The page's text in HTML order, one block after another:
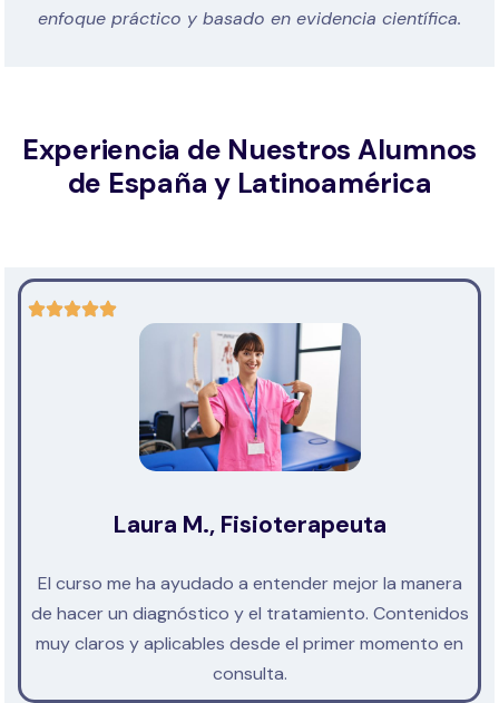
enfoque práctico y basado en evidencia científica.
Experiencia de Nuestros Alumnos
de España y Latinoamérica
Laura M., Fisioterapeuta
El curso me ha ayudado a entender mejor la manera
de hacer un diagnóstico y el tratamiento. Contenidos
muy claros y aplicables desde el primer momento en
consulta.